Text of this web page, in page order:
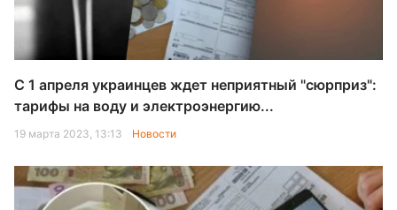
С 1 апреля украинцев ждет неприятный "сюрприз":
тарифы на воду и электроэнергию...
19 марта 2023, 13:13 Новости